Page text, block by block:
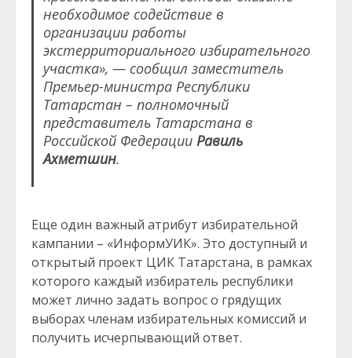
необходимое содействие в
организации работы
экстерриториального избирательного
участка», — сообщил заместитель
Премьер-министра Республики
Татарстан – полномочный
представитель Татарстана в
Российской Федерации Равиль
Ахметшин.
Еще один важный атрибут избирательной
кампании – «ИнформУИК». Это доступный и
открытый проект ЦИК Татарстана, в рамках
которого каждый избиратель республики
может лично задать вопрос о грядущих
выборах членам избирательных комиссий и
получить исчерпывающий ответ.